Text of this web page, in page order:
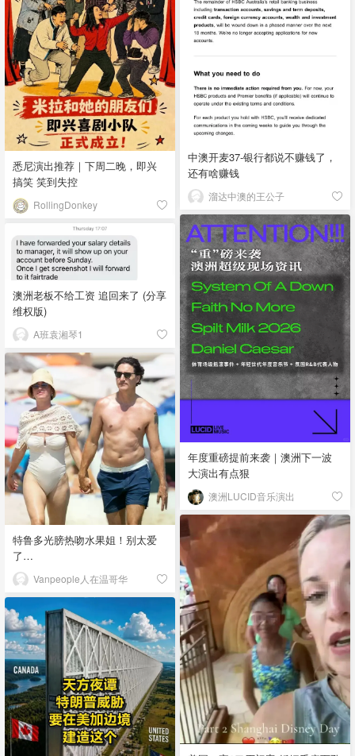
中澳开麦37-银行都说不赚钱了，
还有啥赚钱
溜达中澳的王公子
悉尼演出推荐｜下周二晚，即兴
搞笑 笑到失控
RollingDonkey
年度重磅提前来袭｜澳洲下一波
大演出有点狠
澳洲LUCID音乐演出
澳洲老板不给工资 追回来了 (分享
维权版)
A班袁湘琴1
特鲁多光膀热吻水果姐！别太爱
了…
Vanpeople人在温哥华